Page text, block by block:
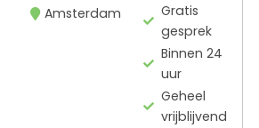
Amsterdam
Gratis
gesprek
Binnen 24
uur
Geheel
vrijblijvend